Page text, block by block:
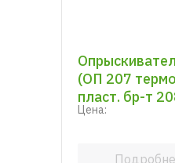
(ОП 207
пласт. бр-т
Цена: